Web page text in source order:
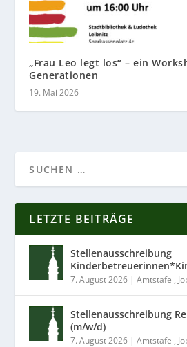
„Frau Leo legt los“ – ein
Generationen
19. Mai 2026
LETZTE BEITRÄGE
Stellenausschreibung
7. August 2026 |Amtstafel,
Stellenausschreibung
(m/w/d)
7. August 2026 |Amtstafel,